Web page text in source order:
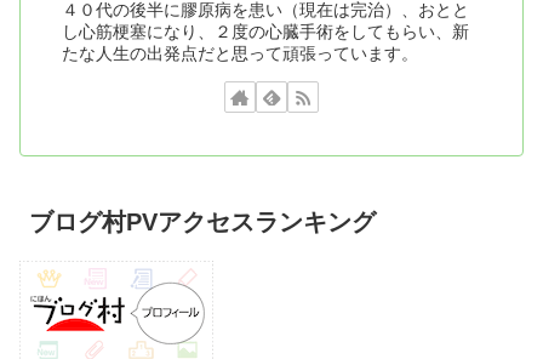
４０代の後半に膠原病を患い（現在は完治）、おとと
し心筋梗塞になり、２度の心臓手術をしてもらい、新
たな人生の出発点だと思って頑張っています。
ブログ村PVアクセスランキング